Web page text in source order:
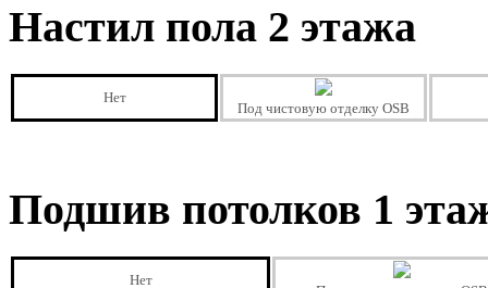
Настил пола 2 этажа
Нет
Под чистовую отделку OSB
Подшив потолков 1
Нет